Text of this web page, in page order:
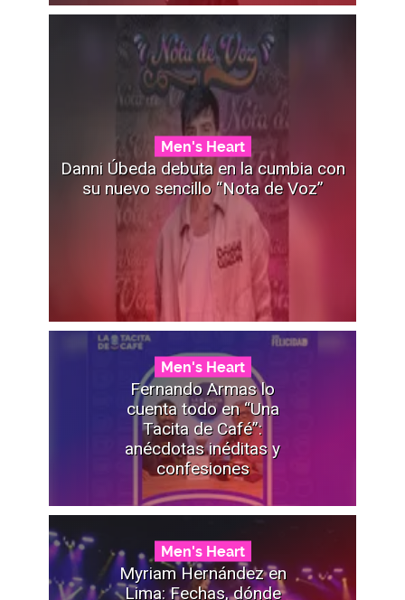
Men's Heart
Danni Úbeda debuta en la cumbia con
su nuevo sencillo “Nota de Voz”
Men's Heart
Fernando Armas lo
cuenta todo en “Una
Tacita de Café”:
anécdotas inéditas y
confesiones
Men's Heart
Myriam Hernández en
Lima: Fechas, dónde